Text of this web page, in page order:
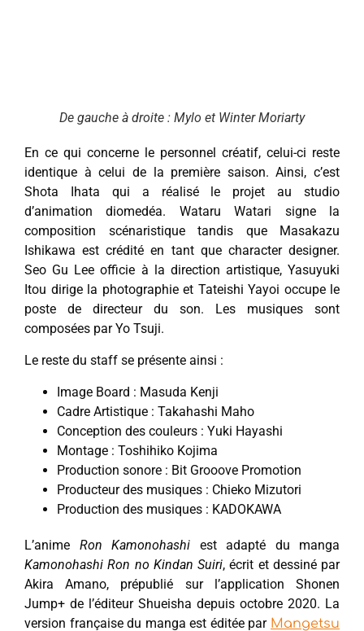
De gauche à droite : Mylo et Winter Moriarty
En ce qui concerne le personnel créatif, celui-ci reste
identique à celui de la première saison. Ainsi, c’est
Shota Ihata qui a réalisé le projet au studio
d’animation diomedéa. Wataru Watari signe la
composition scénaristique tandis que Masakazu
Ishikawa est crédité en tant que character designer.
Seo Gu Lee officie à la direction artistique, Yasuyuki
Itou dirige la photographie et Tateishi Yayoi occupe le
poste de directeur du son. Les musiques sont
composées par Yo Tsuji.
Le reste du staff se présente ainsi :
Image Board : Masuda Kenji
Cadre Artistique : Takahashi Maho
Conception des couleurs : Yuki Hayashi
Montage : Toshihiko Kojima
Production sonore : Bit Grooove Promotion
Producteur des musiques : Chieko Mizutori
Production des musiques : KADOKAWA
L’anime Ron Kamonohashi est adapté du manga
Kamonohashi Ron no Kindan Suiri, écrit et dessiné par
Akira Amano, prépublié sur l’application Shonen
Jump+ de l’éditeur Shueisha depuis octobre 2020. La
version française du manga est éditée par Mangetsu